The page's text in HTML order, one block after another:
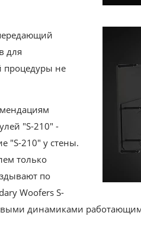
для
процедуры не
"S-210" -
"S-210" у стены.
только
по
Woofers S-
динамиками